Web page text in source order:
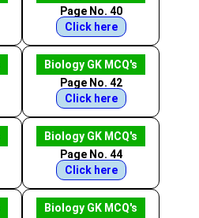
Page No. 40
Click here
Biology GK MCQ's
Page No. 42
Click here
Biology GK MCQ's
Page No. 44
Click here
Biology GK MCQ's